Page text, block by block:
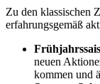
Zu den klassischen
erfahrungsgemäß
neuen
kommen und